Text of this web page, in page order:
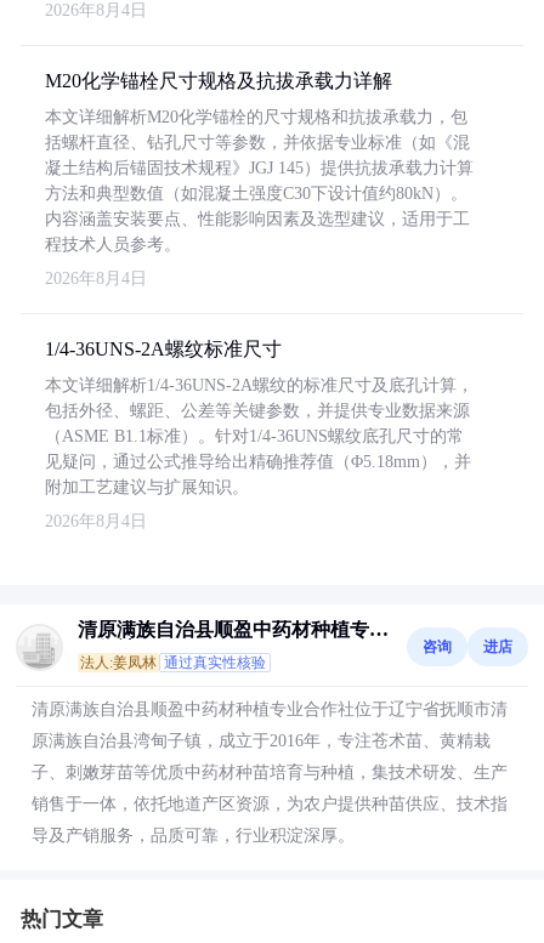
2026年8月4日
M20化学锚栓尺寸规格及抗拔承载力详解
本文详细解析M20化学锚栓的尺寸规格和抗拔承载力，包
括螺杆直径、钻孔尺寸等参数，并依据专业标准（如《混
凝土结构后锚固技术规程》JGJ 145）提供抗拔承载力计算
方法和典型数值（如混凝土强度C30下设计值约80kN）。
内容涵盖安装要点、性能影响因素及选型建议，适用于工
程技术人员参考。
2026年8月4日
1/4-36UNS-2A螺纹标准尺寸
本文详细解析1/4-36UNS-2A螺纹的标准尺寸及底孔计算，
包括外径、螺距、公差等关键参数，并提供专业数据来源
（ASME B1.1标准）。针对1/4-36UNS螺纹底孔尺寸的常
见疑问，通过公式推导给出精确推荐值（Φ5.18mm），并
附加工艺建议与扩展知识。
2026年8月4日
清原满族自治县顺盈中药材种植专业
合作社
法人:姜凤林 通过真实性核验
咨询 进店
清原满族自治县顺盈中药材种植专业合作社位于辽宁省抚顺市清
原满族自治县湾甸子镇，成立于2016年，专注苍术苗、黄精栽
子、刺嫩芽苗等优质中药材种苗培育与种植，集技术研发、生产
销售于一体，依托地道产区资源，为农户提供种苗供应、技术指
导及产销服务，品质可靠，行业积淀深厚。
热门文章